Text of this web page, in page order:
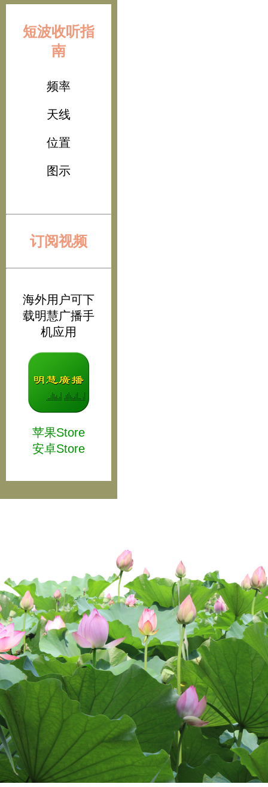
短波收听指
南
频率
天线
位置
图示
订阅视频
海外用户可下
载明慧广播手
机应用
苹果Store
安卓Store